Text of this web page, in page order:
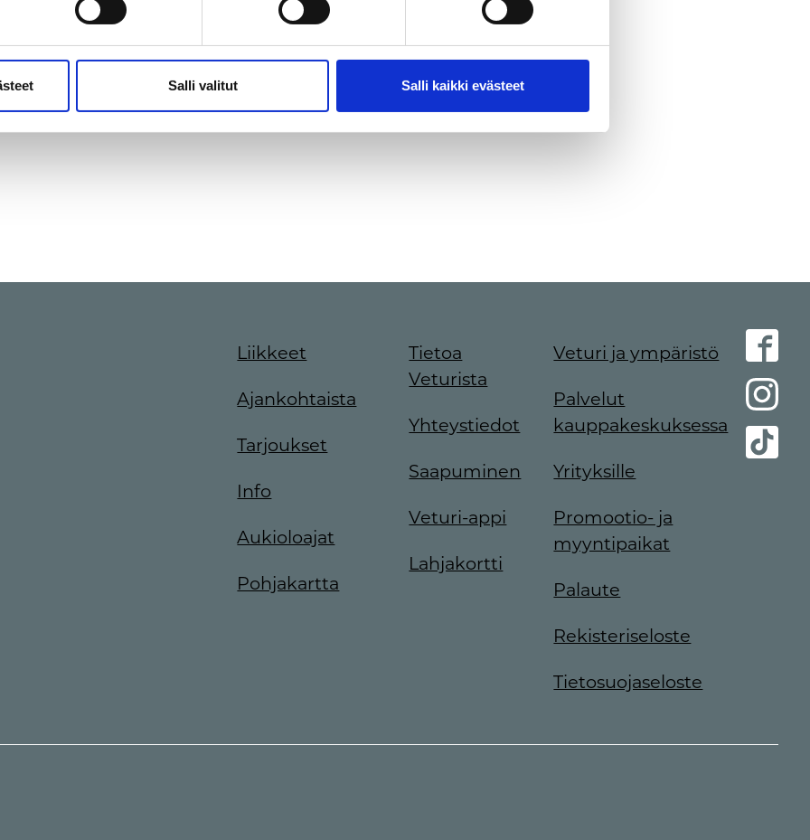
sivustoista tai yksittäisistä kävijöistä ei kerätä."
Salli valitut Salli kaikki evästeet
Liikkeet
Ajankohtaista
Tarjoukset
Info
Aukioloajat
Pohjakartta
Tietoa
Veturista
Yhteystiedot
Saapuminen
Veturi-appi
Lahjakortti
Veturi ja ympäristö
Palvelut
kauppakeskuksessa
Yrityksille
Promootio- ja
myyntipaikat
Palaute
Rekisteriseloste
Tietosuojaseloste